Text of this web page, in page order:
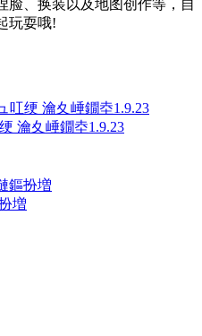
脸、换装以及地图创作等，自
玩耍哦!
瀹夊崜鐗坴1.9.23
増